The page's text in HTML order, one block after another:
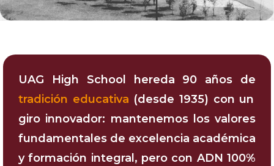
UAG High School hereda 90 años de
tradición educativa (desde 1935) con un
giro innovador: mantenemos los valores
fundamentales de excelencia académica
y formación integral, pero con ADN 100%